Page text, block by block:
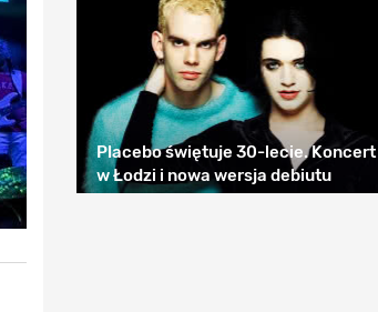
Placebo świętuje 30-lecie. Koncert
w Łodzi i nowa wersja debiutu